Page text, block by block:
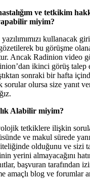
ve tetkikim
miyim?
yazılımımızı kullanacak
bu görüşme
Ancak Radinion video
ikinci görüş talep
sonraki bir hafta
olursa size yanıt
Alabilir miyim?
tetkiklere ilişkin
ve makul sürede
olduğunu ve sizi
yerini almayacağını
başvuran tarafından
blog ve forumlar